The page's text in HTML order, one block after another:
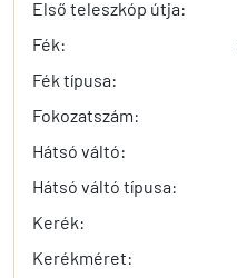
Első teleszkóp útja:
Fék:
Fék típusa:
Fokozatszám:
Hátsó váltó:
Hátsó váltó típusa:
Kerék:
Kerékméret: